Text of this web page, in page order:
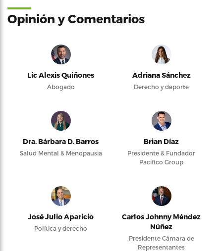
Opinión y Comentarios
Lic Alexis Quiñones
Abogado
Adriana Sánchez
Derecho y deporte
Dra. Bárbara D. Barros
Salud Mental & Menopausia
Brian Díaz
Presidente & Fundador
Pacifico Group
José Julio Aparicio
Política y derecho
Carlos Johnny Méndez
Núñez
Presidente Cámara de
Representantes